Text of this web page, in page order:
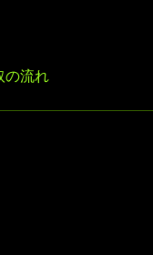
の流れ